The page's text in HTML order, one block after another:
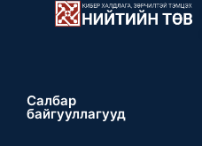
Салбар
байгууллагууд